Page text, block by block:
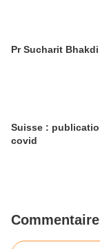
Pr Sucharit
Suisse :
covid